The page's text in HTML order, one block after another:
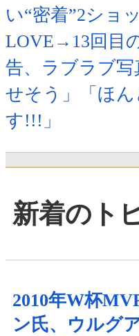
い“密着”2ショ
LOVE→13回目
告、ラブラブ
せそう」「ほ
す!!!」
新着のト
2010年W杯
ン氏、ウルグ